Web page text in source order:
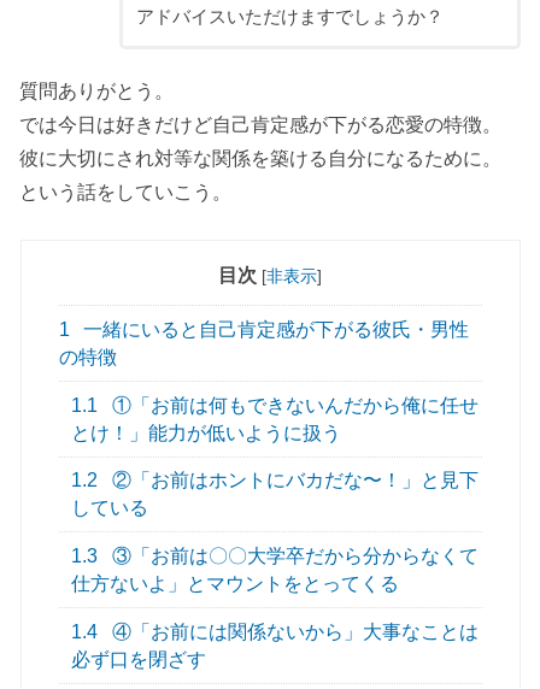
アドバイスいただけますでしょうか？
質問ありがとう。
では今日は好きだけど自己肯定感が下がる恋愛の特徴。
彼に大切にされ対等な関係を築ける自分になるために。
という話をしていこう。
目次 [非表示]
1
一緒にいると自己肯定感が下がる彼氏・男性
の特徴
1.1
①「お前は何もできないんだから俺に任せ
とけ！」能力が低いように扱う
1.2
②「お前はホントにバカだな〜！」と見下
している
1.3
③「お前は〇〇大学卒だから分からなくて
仕方ないよ」とマウントをとってくる
1.4
④「お前には関係ないから」大事なことは
必ず口を閉ざす